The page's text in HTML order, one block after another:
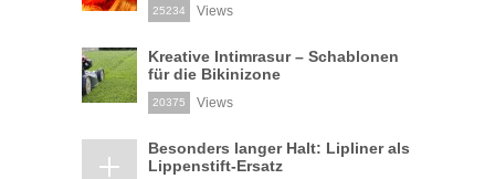
25234 Views
Kreative Intimrasur – Schablonen
für die Bikinizone
20375 Views
Besonders langer Halt: Lipliner als
Lippenstift-Ersatz